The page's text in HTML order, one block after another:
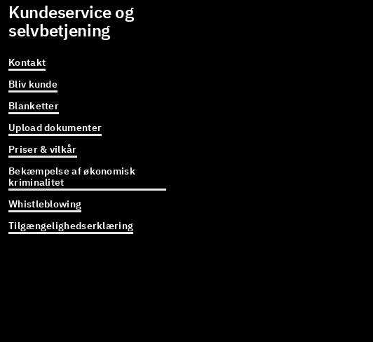
Kundeservice og
selvbetjening
Kontakt
Bliv kunde
Blanketter
Upload dokumenter
Priser & vilkår
Bekæmpelse af økonomisk
kriminalitet
Whistleblowing
Tilgængelighedserklæring